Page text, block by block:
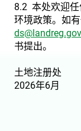
8.2 本处欢迎
环境政策。如
书提出。
土地注册处
2026年6月